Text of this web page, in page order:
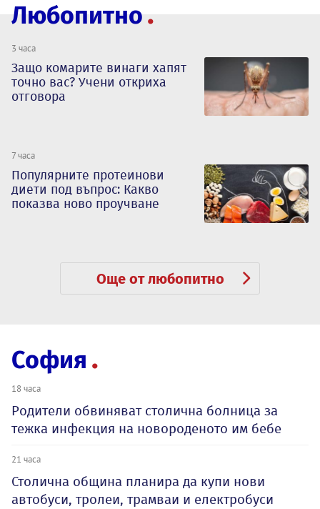
Любопитно
3 часа
Защо комарите винаги хапят
точно вас? Учени откриха
отговора
7 часа
Популярните протеинови
диети под въпрос: Какво
показва ново проучване
Още от любопитно
София
18 часа
Родители обвиняват столична болница за
тежка инфекция на новороденото им бебе
21 часа
Столична община планира да купи нови
автобуси, тролеи, трамваи и електробуси